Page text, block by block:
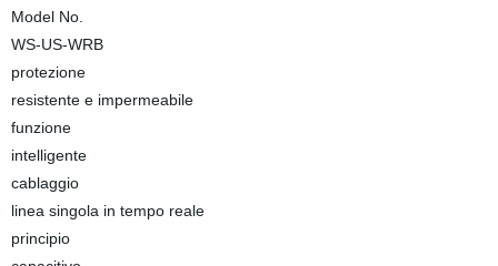
Model No.
WS-US-WRB
protezione
resistente e impermeabile
funzione
intelligente
cablaggio
linea singola in tempo reale
principio